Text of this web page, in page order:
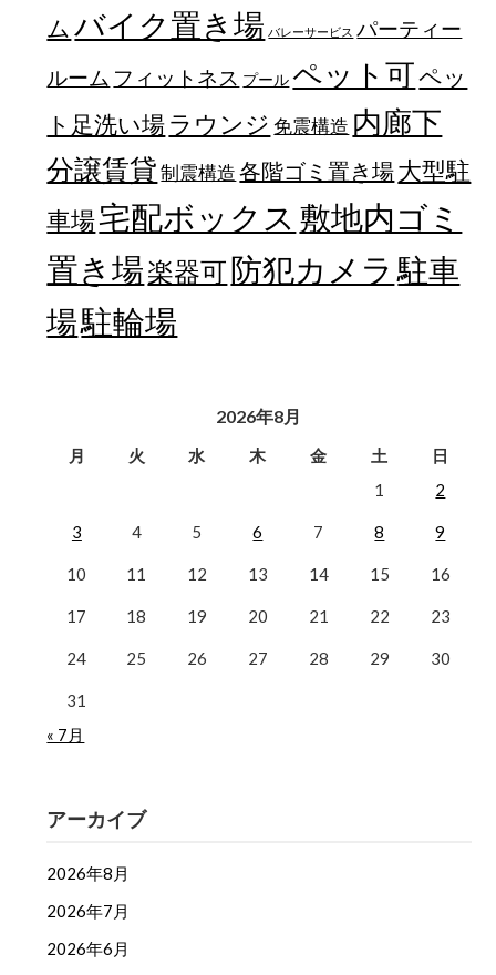
ム バイク置き場 バレーサービス パーティー
ルーム フィットネス プール ペット可ペッ
ト足洗い場 ラウンジ 免震構造 内廊下
分譲賃貸 制震構造 各階ゴミ置き場大型駐
車場宅配ボックス 敷地内ゴミ
置き場楽器可防犯カメラ 駐車
場駐輪場
2026年8月
月 火 水 木 金 土
日
1
2
3 4 5 6 7 8 9
10 11 12 13 14 15 16
17 18 19 20 21 22 23
24 25 26 27 28 29 30
31
« 7月
アーカイブ
2026年8月
2026年7月
2026年6月